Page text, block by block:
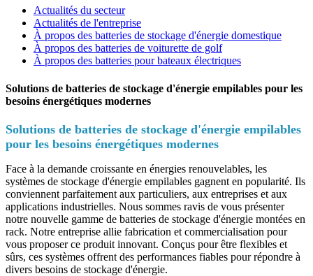
Actualités du secteur
Actualités de l'entreprise
À propos des batteries de stockage d'énergie domestique
À propos des batteries de voiturette de golf
À propos des batteries pour bateaux électriques
Solutions de batteries de stockage d'énergie empilables pour les
besoins énergétiques modernes
Solutions de batteries de stockage d'énergie empilables
pour les besoins énergétiques modernes
Face à la demande croissante en énergies renouvelables, les
systèmes de stockage d'énergie empilables gagnent en popularité. Ils
conviennent parfaitement aux particuliers, aux entreprises et aux
applications industrielles. Nous sommes ravis de vous présenter
notre nouvelle gamme de batteries de stockage d'énergie montées en
rack. Notre entreprise allie fabrication et commercialisation pour
vous proposer ce produit innovant. Conçus pour être flexibles et
sûrs, ces systèmes offrent des performances fiables pour répondre à
divers besoins de stockage d'énergie.